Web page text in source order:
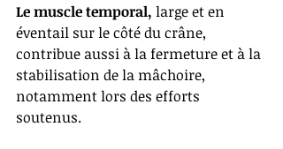
Le muscle temporal, large et en
éventail sur le côté du crâne,
contribue aussi à la fermeture et à la
stabilisation de la mâchoire,
notamment lors des efforts
soutenus.